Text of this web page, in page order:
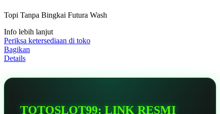
bintang,
rating
rata-
rata.
Read
13
Tautan
Topi Tanpa Bingkai Futura Wash
Info lebih lanjut
Periksa ketersediaan di toko
Bagikan
Details
TOTOSLOT99: LINK RESMI